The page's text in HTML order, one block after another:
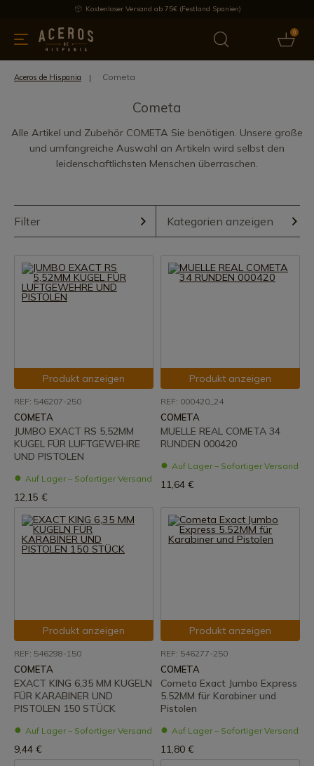
Kostenloser Versand ab 75€ (Festland Spanien)
0
Bietet Aktuelles Bestseller
Aceros de Hispania Cometa
Cometa
Alle Artikel und Zubehör COMETA Sie benötigen. Unsere große
und umfangreiche Auswahl an Artikeln wird selbst den
leidenschaftlichsten Menschen überraschen.
Filter Kategorien anzeigen
Produkt anzeigen
REF: 546207-250
COMETA
JUMBO EXACT RS 5,52MM
KUGEL FÜR LUFTGEWEHRE
UND PISTOLEN
Auf Lager – Sofortiger Versand
12,15 €
Produkt anzeigen
REF: 000420_24
COMETA
MUELLE REAL COMETA 34
RUNDEN 000420
Auf Lager – Sofortiger Versand
11,64 €
Produkt anzeigen
REF: 546298-150
COMETA
EXACT KING 6,35 MM KUGELN
FÜR KARABINER UND
PISTOLEN 150 STÜCK
Auf Lager – Sofortiger Versand
9,44 €
Produkt anzeigen
REF: 546277-250
COMETA
Cometa Exact Jumbo Express
5.52MM für Karabiner und
Pistolen
Auf Lager – Sofortiger Versand
11,80 €